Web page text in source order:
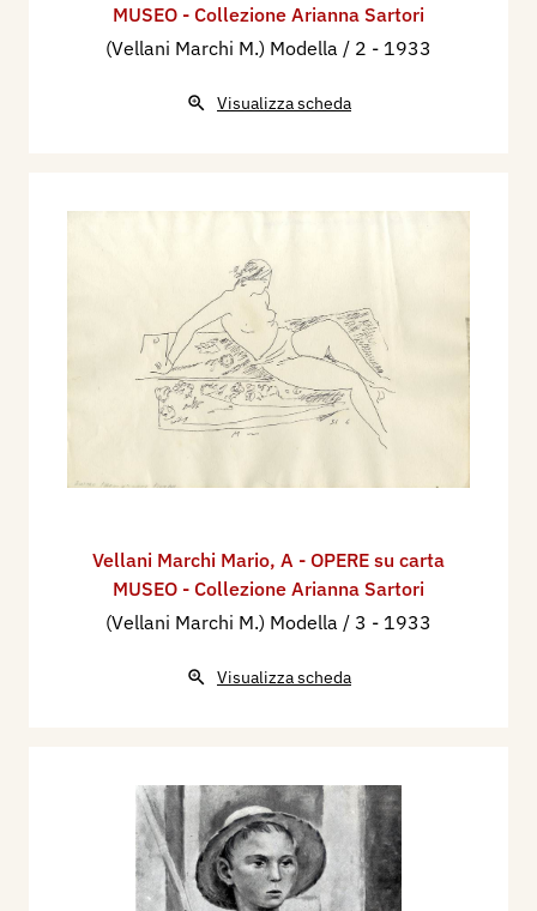
MUSEO - Collezione Arianna Sartori
(Vellani Marchi M.) Modella / 2 - 1933
Visualizza scheda
Vellani Marchi Mario, A - OPERE su carta
MUSEO - Collezione Arianna Sartori
(Vellani Marchi M.) Modella / 3 - 1933
Visualizza scheda